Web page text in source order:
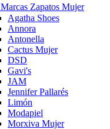
Marcas Zapatos Mujer
Agatha Shoes
Annora
Antonella
Cactus Mujer
DSD
Gavi's
JAM
Jennifer Pallarés
Limón
Modapiel
Morxiva Mujer